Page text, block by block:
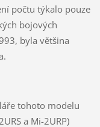
počtu týkalo pouze
bojových
byla většina
tohoto modelu
a Mi-2URP)